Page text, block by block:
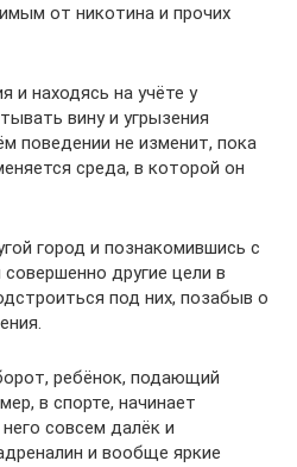
от никотина и прочих
и находясь на учёте у
вину и угрызения
поведении не изменит, пока
среда, в которой он
город и познакомившись с
другие цели в
под них, позабыв о
ребёнок, подающий
в спорте, начинает
совсем далёк и
и вообще яркие